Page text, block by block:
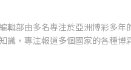
輯部由多名專注於亞洲博彩多
識，專注報道多個國家的各種博